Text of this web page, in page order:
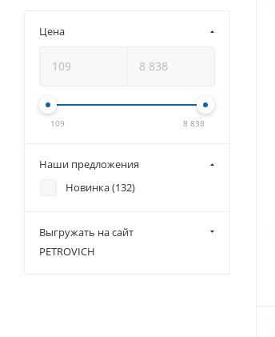
Цена
109 8 838
Наши предложения
Новинка (132)
Выгружать на сайт
PETROVICH